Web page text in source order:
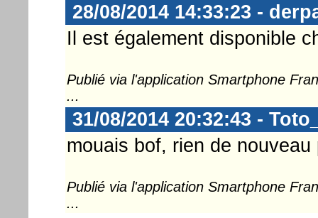
28/08/2014 14:33:23 -
Il est également disponible
Publié via l'application Smartphone
...
31/08/2014 20:32:43 -
mouais bof, rien de
Publié via l'application Smartphone
...